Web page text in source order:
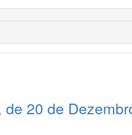
de 20 de